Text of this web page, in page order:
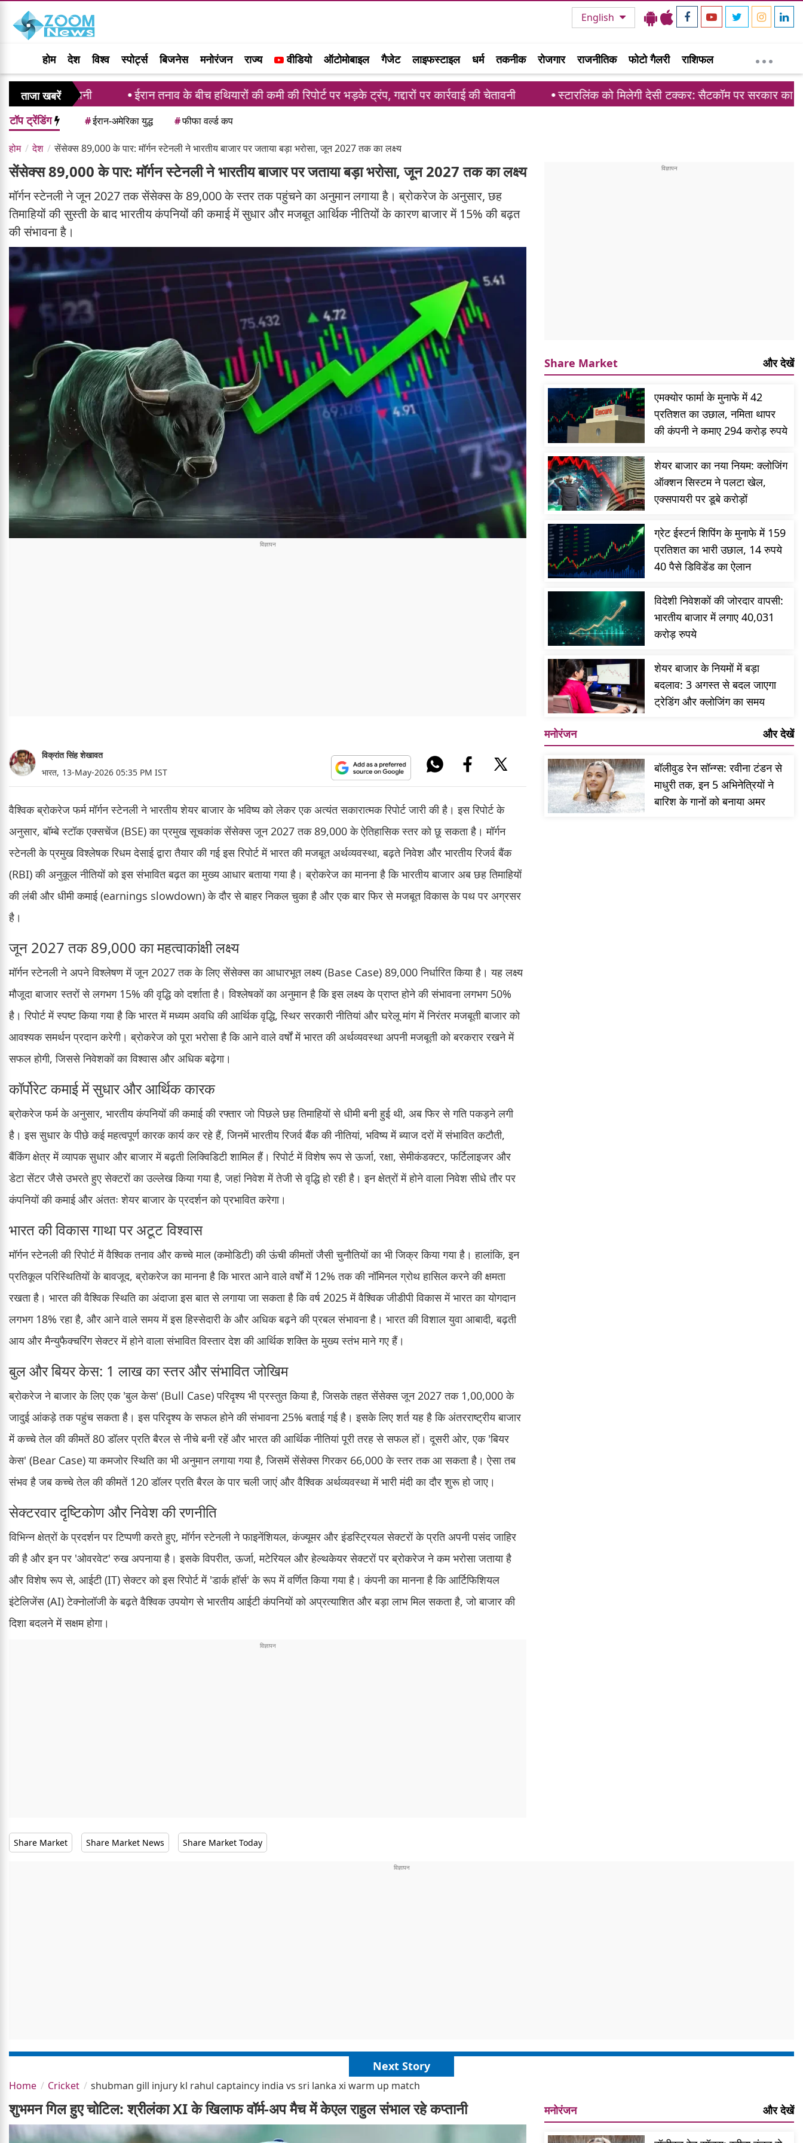
English
होम देश विश्व स्पोर्ट्स बिजनेस मनोरंजन राज्य वीडियो ऑटोमोबाइल गैजेट लाइफस्टाइल धर्म तकनीक रोजगार राजनीतिक फोटो गैलरी राशिफल
ताजा खबरें ईरान तनाव के बीच हथियारों की कमी की रिपोर्ट पर भड़के ट्रंप, गद्दारों पर कार्रवाई की चेतावनी स्टारलिंक को मिलेगी देसी टक्कर: सैटकॉम पर सरकार का मास्टरप्लान तैयार
टॉप ट्रेंडिंग #ईरान-अमेरिका युद्ध #फीफा वर्ल्ड कप
होम देश सेंसेक्स 89,000 के पार: मॉर्गन स्टेनली ने भारतीय बाजार पर जताया बड़ा भरोसा, जून 2027 तक का लक्ष्य
सेंसेक्स 89,000 के पार: मॉर्गन स्टेनली ने भारतीय बाजार पर जताया बड़ा भरोसा, जून 2027 तक का लक्ष्य
मॉर्गन स्टेनली ने जून 2027 तक सेंसेक्स के 89,000 के स्तर तक पहुंचने का अनुमान लगाया है। ब्रोकरेज के अनुसार, छह
तिमाहियों की सुस्ती के बाद भारतीय कंपनियों की कमाई में सुधार और मजबूत आर्थिक नीतियों के कारण बाजार में 15% की बढ़त
की संभावना है।
विक्रांत सिंह शेखावत
भारत, 13-May-2026 05:35 PM IST
वैश्विक ब्रोकरेज फर्म मॉर्गन स्टेनली ने भारतीय शेयर बाजार के भविष्य को लेकर एक अत्यंत सकारात्मक रिपोर्ट जारी की है। इस रिपोर्ट के
अनुसार, बॉम्बे स्टॉक एक्सचेंज (BSE) का प्रमुख सूचकांक सेंसेक्स जून 2027 तक 89,000 के ऐतिहासिक स्तर को छू सकता है। मॉर्गन
स्टेनली के प्रमुख विश्लेषक रिधम देसाई द्वारा तैयार की गई इस रिपोर्ट में भारत की मजबूत अर्थव्यवस्था, बढ़ते निवेश और भारतीय रिजर्व बैंक
(RBI) की अनुकूल नीतियों को इस संभावित बढ़त का मुख्य आधार बताया गया है। ब्रोकरेज का मानना है कि भारतीय बाजार अब छह तिमाहियों
की लंबी और धीमी कमाई (earnings slowdown) के दौर से बाहर निकल चुका है और एक बार फिर से मजबूत विकास के पथ पर अग्रसर
है।
जून 2027 तक 89,000 का महत्वाकांक्षी लक्ष्य
मॉर्गन स्टेनली ने अपने विश्लेषण में जून 2027 तक के लिए सेंसेक्स का आधारभूत लक्ष्य (Base Case) 89,000 निर्धारित किया है। यह लक्ष्य
मौजूदा बाजार स्तरों से लगभग 15% की वृद्धि को दर्शाता है। विश्लेषकों का अनुमान है कि इस लक्ष्य के प्राप्त होने की संभावना लगभग 50%
है। रिपोर्ट में स्पष्ट किया गया है कि भारत में मध्यम अवधि की आर्थिक वृद्धि, स्थिर सरकारी नीतियां और घरेलू मांग में निरंतर मजबूती बाजार को
आवश्यक समर्थन प्रदान करेगी। ब्रोकरेज को पूरा भरोसा है कि आने वाले वर्षों में भारत की अर्थव्यवस्था अपनी मजबूती को बरकरार रखने में
सफल होगी, जिससे निवेशकों का विश्वास और अधिक बढ़ेगा।
कॉर्पोरेट कमाई में सुधार और आर्थिक कारक
ब्रोकरेज फर्म के अनुसार, भारतीय कंपनियों की कमाई की रफ्तार जो पिछले छह तिमाहियों से धीमी बनी हुई थी, अब फिर से गति पकड़ने लगी
है। इस सुधार के पीछे कई महत्वपूर्ण कारक कार्य कर रहे हैं, जिनमें भारतीय रिजर्व बैंक की नीतियां, भविष्य में ब्याज दरों में संभावित कटौती,
बैंकिंग क्षेत्र में व्यापक सुधार और बाजार में बढ़ती लिक्विडिटी शामिल हैं। रिपोर्ट में विशेष रूप से ऊर्जा, रक्षा, सेमीकंडक्टर, फर्टिलाइजर और
डेटा सेंटर जैसे उभरते हुए सेक्टरों का उल्लेख किया गया है, जहां निवेश में तेजी से वृद्धि हो रही है। इन क्षेत्रों में होने वाला निवेश सीधे तौर पर
कंपनियों की कमाई और अंततः शेयर बाजार के प्रदर्शन को प्रभावित करेगा।
भारत की विकास गाथा पर अटूट विश्वास
मॉर्गन स्टेनली की रिपोर्ट में वैश्विक तनाव और कच्चे माल (कमोडिटी) की ऊंची कीमतों जैसी चुनौतियों का भी जिक्र किया गया है। हालांकि, इन
प्रतिकूल परिस्थितियों के बावजूद, ब्रोकरेज का मानना है कि भारत आने वाले वर्षों में 12% तक की नॉमिनल ग्रोथ हासिल करने की क्षमता
रखता है। भारत की वैश्विक स्थिति का अंदाजा इस बात से लगाया जा सकता है कि वर्ष 2025 में वैश्विक जीडीपी विकास में भारत का योगदान
लगभग 18% रहा है, और आने वाले समय में इस हिस्सेदारी के और अधिक बढ़ने की प्रबल संभावना है। भारत की विशाल युवा आबादी, बढ़ती
आय और मैन्युफैक्चरिंग सेक्टर में होने वाला संभावित विस्तार देश की आर्थिक शक्ति के मुख्य स्तंभ माने गए हैं।
बुल और बियर केस: 1 लाख का स्तर और संभावित जोखिम
ब्रोकरेज ने बाजार के लिए एक 'बुल केस' (Bull Case) परिदृश्य भी प्रस्तुत किया है, जिसके तहत सेंसेक्स जून 2027 तक 1,00,000 के
जादुई आंकड़े तक पहुंच सकता है। इस परिदृश्य के सफल होने की संभावना 25% बताई गई है। इसके लिए शर्त यह है कि अंतरराष्ट्रीय बाजार
में कच्चे तेल की कीमतें 80 डॉलर प्रति बैरल से नीचे बनी रहें और भारत की आर्थिक नीतियां पूरी तरह से सफल हों। दूसरी ओर, एक 'बियर
केस' (Bear Case) या कमजोर स्थिति का भी अनुमान लगाया गया है, जिसमें सेंसेक्स गिरकर 66,000 के स्तर तक आ सकता है। ऐसा तब
संभव है जब कच्चे तेल की कीमतें 120 डॉलर प्रति बैरल के पार चली जाएं और वैश्विक अर्थव्यवस्था में भारी मंदी का दौर शुरू हो जाए।
सेक्टरवार दृष्टिकोण और निवेश की रणनीति
विभिन्न क्षेत्रों के प्रदर्शन पर टिप्पणी करते हुए, मॉर्गन स्टेनली ने फाइनेंशियल, कंज्यूमर और इंडस्ट्रियल सेक्टरों के प्रति अपनी पसंद जाहिर
की है और इन पर 'ओवरवेट' रुख अपनाया है। इसके विपरीत, ऊर्जा, मटेरियल और हेल्थकेयर सेक्टरों पर ब्रोकरेज ने कम भरोसा जताया है
और विशेष रूप से, आईटी (IT) सेक्टर को इस रिपोर्ट में 'डार्क हॉर्स' के रूप में वर्णित किया गया है। कंपनी का मानना है कि आर्टिफिशियल
इंटेलिजेंस (AI) टेक्नोलॉजी के बढ़ते वैश्विक उपयोग से भारतीय आईटी कंपनियों को अप्रत्याशित और बड़ा लाभ मिल सकता है, जो बाजार की
दिशा बदलने में सक्षम होगा।
Share Market Share Market News Share Market Today
Share Market और देखें
एमक्योर फार्मा के मुनाफे में 42
प्रतिशत का उछाल, नमिता थापर
की कंपनी ने कमाए 294 करोड़ रुपये
शेयर बाजार का नया नियम: क्लोजिंग
ऑक्शन सिस्टम ने पलटा खेल,
एक्सपायरी पर डूबे करोड़ों
ग्रेट ईस्टर्न शिपिंग के मुनाफे में 159
प्रतिशत का भारी उछाल, 14 रुपये
40 पैसे डिविडेंड का ऐलान
विदेशी निवेशकों की जोरदार वापसी:
भारतीय बाजार में लगाए 40,031
करोड़ रुपये
शेयर बाजार के नियमों में बड़ा
बदलाव: 3 अगस्त से बदल जाएगा
ट्रेडिंग और क्लोजिंग का समय
मनोरंजन और देखें
बॉलीवुड रेन सॉन्ग्स: रवीना टंडन से
माधुरी तक, इन 5 अभिनेत्रियों ने
बारिश के गानों को बनाया अमर
Next Story
Home Cricket shubman gill injury kl rahul captaincy india vs sri lanka xi warm up match
शुभमन गिल हुए चोटिल: श्रीलंका XI के खिलाफ वॉर्म-अप मैच में केएल राहुल संभाल रहे कप्तानी मनोरंजन और देखें